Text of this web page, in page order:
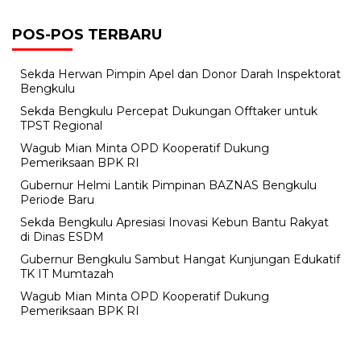
POS-POS TERBARU
Sekda Herwan Pimpin Apel dan Donor Darah Inspektorat
Bengkulu
Sekda Bengkulu Percepat Dukungan Offtaker untuk
TPST Regional
Wagub Mian Minta OPD Kooperatif Dukung
Pemeriksaan BPK RI
Gubernur Helmi Lantik Pimpinan BAZNAS Bengkulu
Periode Baru
Sekda Bengkulu Apresiasi Inovasi Kebun Bantu Rakyat
di Dinas ESDM
Gubernur Bengkulu Sambut Hangat Kunjungan Edukatif
TK IT Mumtazah
Wagub Mian Minta OPD Kooperatif Dukung
Pemeriksaan BPK RI